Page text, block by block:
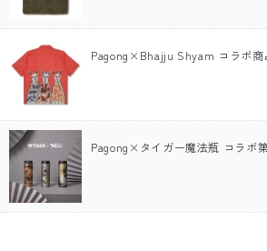
Pagong×Bhajju Shyam コラボ商
Pagong×タイガー魔法瓶 コラボ